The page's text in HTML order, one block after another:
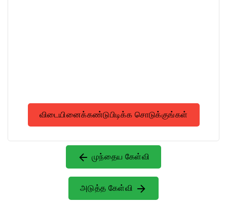
விடையினைக்கண்டுபிடிக்க சொடுக்குங்கள்
முந்தைய கேள்வி
அடுத்த கேள்வி